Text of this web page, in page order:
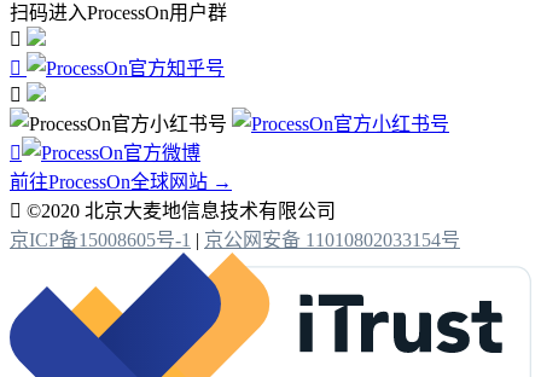
扫码进入ProcessOn用户群




前往ProcessOn全球网站 →
 ©2020 北京大麦地信息技术有限公司
京ICP备15008605号-1 | 京公网安备 11010802033154号